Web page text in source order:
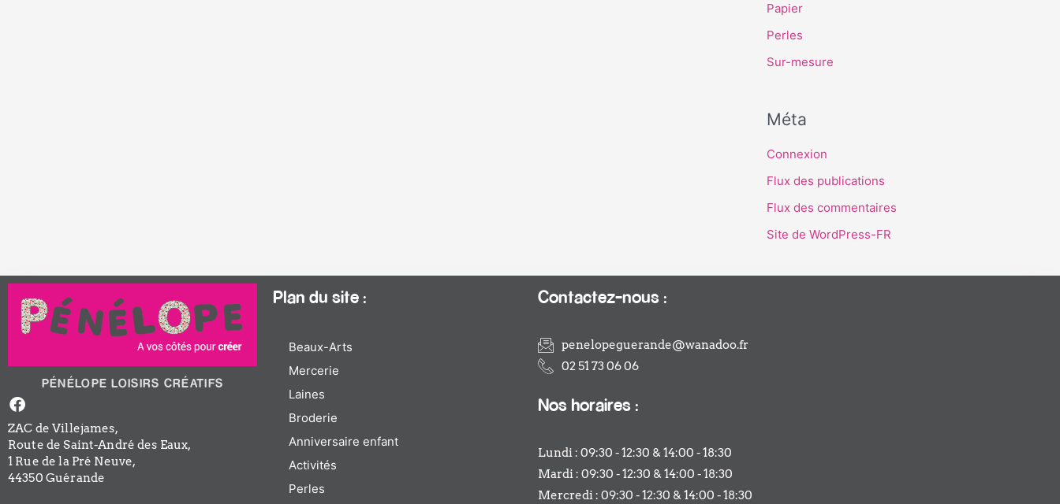
Papier
Perles
Sur-mesure
Méta
Connexion
Flux des publications
Flux des commentaires
Site de WordPress-FR
PÉNÉLOPE LOISIRS CRÉATIFS
Facebook-
f
ZAC de Villejames,
Route de Saint-André des Eaux,
1 Rue de la Pré Neuve,
44350 Guérande
Plan du site :
Beaux-Arts
Mercerie
Laines
Broderie
Anniversaire enfant
Activités
Perles
Contactez-nous :
penelopeguerande@wanadoo.fr
02 51 73 06 06
Nos horaires :
Lundi : 09:30 - 12:30 & 14:00 - 18:30
Mardi : 09:30 - 12:30 & 14:00 - 18:30
Mercredi : 09:30 - 12:30 & 14:00 - 18:30